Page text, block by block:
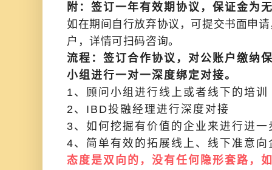
附：签订一年有效期协议，保证金为
如在期间自行放弃协议，可提交书面申
户，详情可扫码咨询。
流程：签订合作协议，对公账户缴纳
小组进行一对一深度绑定对接。
1、顾问小组进行线上或者线下的培训
2、IBD投融经理进行深度对接
3、如何挖掘有价值的企业来进行进
4、简单有效的拓展线上、线下准意向
态度是双向的，没有任何隐形套路，